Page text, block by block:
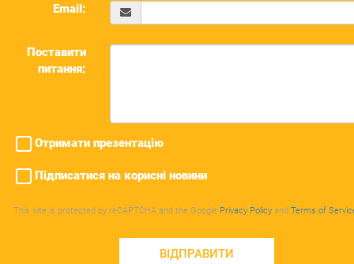
Email:
Поставити
питання:
Отримати презентацію
Підписатися на корисні новини
This site is protected by reCAPTCHA and the Google Privacy Policy and Terms of
ВІДПРАВИТИ